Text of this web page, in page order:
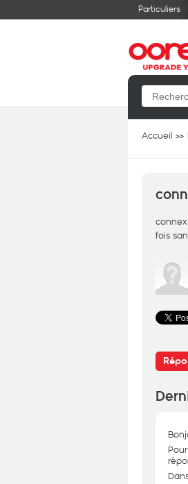
Particuliers
Accueil
fois